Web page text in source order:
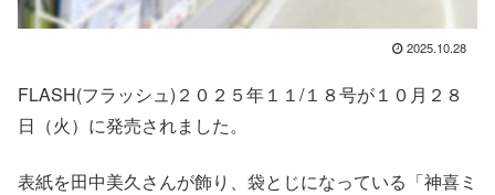
2025.10.28
FLASH(フラッシュ)２０２５年１１/１８号が１０月２８
日（火）に発売されました。
表紙を田中美久さんが飾り、袋とじになっている「神喜ミ